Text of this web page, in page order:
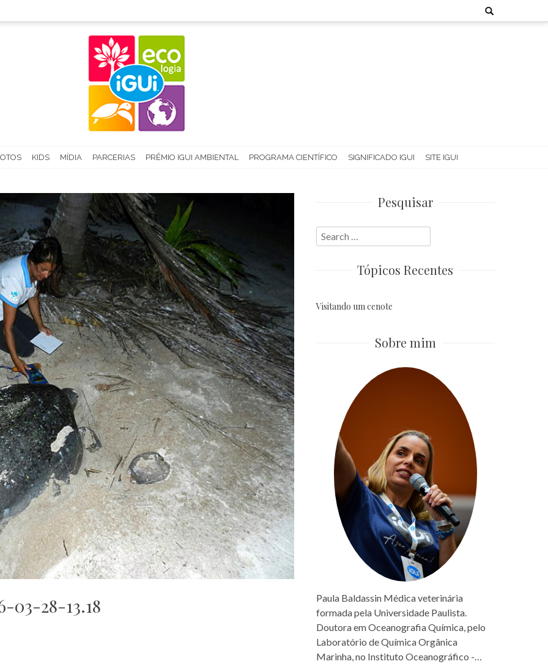
Search
for:
KIDS MÍDIA PARCERIAS PRÊMIO IGUI AMBIENTAL PROGRAMA CIENTÍFICO SIGNIFICADO IGUI SITE IGUI
03-28-13.18
Pesquisar
Search
for:
Tópicos Recentes
Visitando um cenote
Sobre mim
Paula Baldassin Médica veterinária
formada pela Universidade Paulista.
Doutora em Oceanografia Química, pelo
Laboratório de Química Orgânica
Marinha, no Instituto Oceanográfico -…